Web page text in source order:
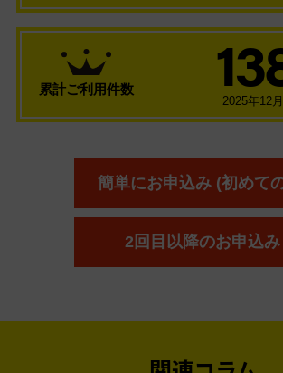
累計ご利用件数
2025年12
簡単にお申込み (初めて
2回目以降のお申込み